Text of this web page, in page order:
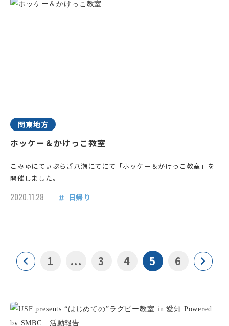
関東地方
ホッケー＆かけっこ教室
こみゅにてぃぷらざ八潮にてにて「ホッケー＆かけっこ教室」を
開催しました。
2020.11.28 日帰り
1 ... 3 4 5 6